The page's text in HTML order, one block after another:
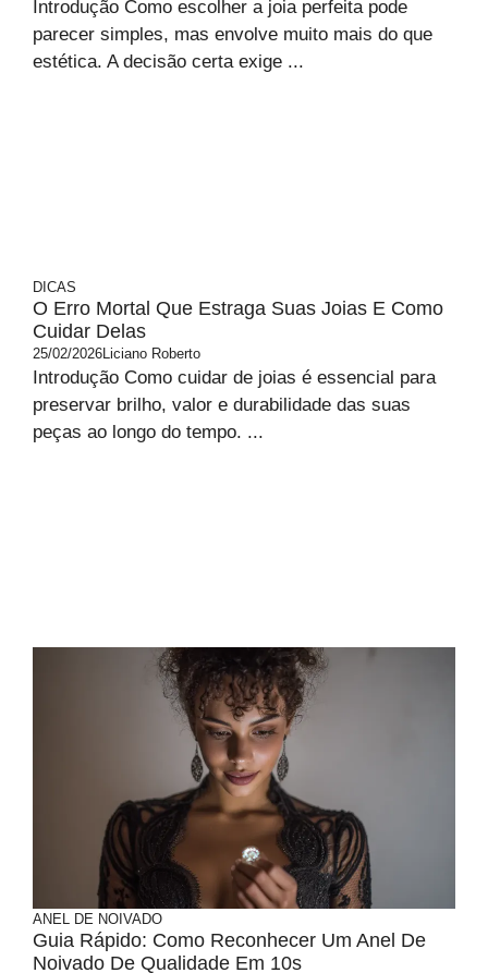
Introdução Como escolher a joia perfeita pode
parecer simples, mas envolve muito mais do que
estética. A decisão certa exige ...
DICAS
O Erro Mortal Que Estraga Suas Joias E Como
Cuidar Delas
25/02/2026Liciano Roberto
Introdução Como cuidar de joias é essencial para
preservar brilho, valor e durabilidade das suas
peças ao longo do tempo. ...
ANEL DE NOIVADO
Guia Rápido: Como Reconhecer Um Anel De
Noivado De Qualidade Em 10s